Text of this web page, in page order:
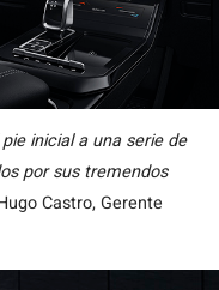
inicial a una serie de
por sus tremendos
Castro, Gerente